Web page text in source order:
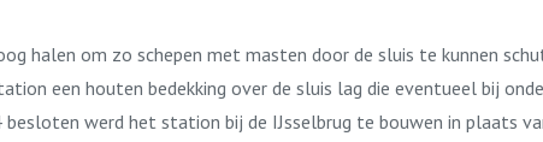
halen om zo schepen met masten door de sluis te kunnen
een houten bedekking over de sluis lag die eventueel bij
werd het station bij de IJsselbrug te bouwen in plaats van